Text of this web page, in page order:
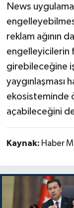
News
reklam ağının
engelleyicilerin
girebileceğine
yaygınlaşması
ekosisteminde
açabileceğini
Kaynak: Haber